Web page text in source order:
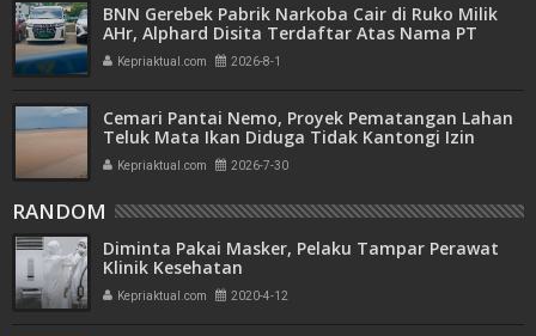
BNN Gerebek Pabrik Narkoba Cair di Ruko Milik
AHr, Alphard Disita Terdaftar Atas Nama PT
Mitra Usaha Properti
Kepriaktual.com 2026-8-1
Cemari Pantai Nemo, Proyek Pematangan Lahan
Teluk Mata Ikan Diduga Tidak Kantongi Izin
Amdal
Kepriaktual.com 2026-7-30
RANDOM
Diminta Pakai Masker, Pelaku Tampar Perawat
Klinik Kesehatan
Kepriaktual.com 2020-4-12